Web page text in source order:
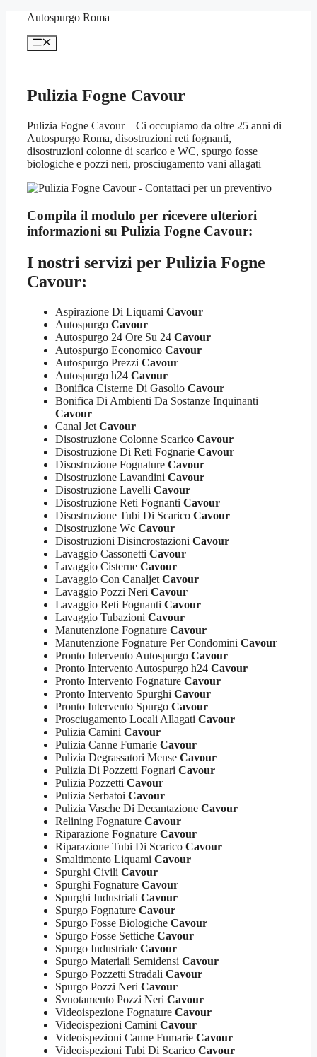
contenuto
Autospurgo Roma
Menu
Pulizia Fogne Cavour
Pulizia Fogne Cavour – Ci occupiamo da oltre 25 anni di
Autospurgo Roma, disostruzioni reti fognanti,
disostruzioni colonne di scarico e WC, spurgo fosse
biologiche e pozzi neri, prosciugamento vani allagati
Compila il modulo per ricevere ulteriori
informazioni su Pulizia Fogne Cavour:
I nostri servizi per Pulizia Fogne
Cavour:
Aspirazione Di Liquami Cavour
Autospurgo Cavour
Autospurgo 24 Ore Su 24 Cavour
Autospurgo Economico Cavour
Autospurgo Prezzi Cavour
Autospurgo h24 Cavour
Bonifica Cisterne Di Gasolio Cavour
Bonifica Di Ambienti Da Sostanze Inquinanti
Cavour
Canal Jet Cavour
Disostruzione Colonne Scarico Cavour
Disostruzione Di Reti Fognarie Cavour
Disostruzione Fognature Cavour
Disostruzione Lavandini Cavour
Disostruzione Lavelli Cavour
Disostruzione Reti Fognanti Cavour
Disostruzione Tubi Di Scarico Cavour
Disostruzione Wc Cavour
Disostruzioni Disincrostazioni Cavour
Lavaggio Cassonetti Cavour
Lavaggio Cisterne Cavour
Lavaggio Con Canaljet Cavour
Lavaggio Pozzi Neri Cavour
Lavaggio Reti Fognanti Cavour
Lavaggio Tubazioni Cavour
Manutenzione Fognature Cavour
Manutenzione Fognature Per Condomini Cavour
Pronto Intervento Autospurgo Cavour
Pronto Intervento Autospurgo h24 Cavour
Pronto Intervento Fognature Cavour
Pronto Intervento Spurghi Cavour
Pronto Intervento Spurgo Cavour
Prosciugamento Locali Allagati Cavour
Pulizia Camini Cavour
Pulizia Canne Fumarie Cavour
Pulizia Degrassatori Mense Cavour
Pulizia Di Pozzetti Fognari Cavour
Pulizia Pozzetti Cavour
Pulizia Serbatoi Cavour
Pulizia Vasche Di Decantazione Cavour
Relining Fognature Cavour
Riparazione Fognature Cavour
Riparazione Tubi Di Scarico Cavour
Smaltimento Liquami Cavour
Spurghi Civili Cavour
Spurghi Fognature Cavour
Spurghi Industriali Cavour
Spurgo Fognature Cavour
Spurgo Fosse Biologiche Cavour
Spurgo Fosse Settiche Cavour
Spurgo Industriale Cavour
Spurgo Materiali Semidensi Cavour
Spurgo Pozzetti Stradali Cavour
Spurgo Pozzi Neri Cavour
Svuotamento Pozzi Neri Cavour
Videoispezione Fognature Cavour
Videoispezioni Camini Cavour
Videoispezioni Canne Fumarie Cavour
Videoispezioni Tubi Di Scarico Cavour